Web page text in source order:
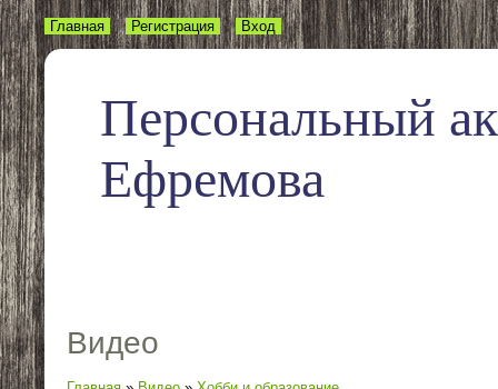
Персональный
Ефремова
Главная Регистрация Вход
Видео